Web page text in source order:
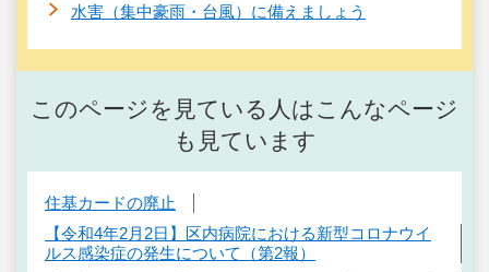
水害（集中豪雨・台風）に備えましょう
このページを見ている人はこんなページ
も見ています
住基カードの廃止
【令和4年2月2日】区内病院における新型コロナウイ
ルス感染症の発生について（第2報）